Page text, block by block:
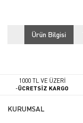
Ürün Bilgisi
1000 TL VE ÜZERİ
-ÜCRETSİZ KARGO
KURUMSAL